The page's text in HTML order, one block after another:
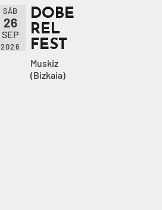
SÁB
26
SEP
2026
DOBE
REL
FEST
Muskiz
(Bizkaia)